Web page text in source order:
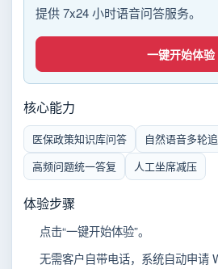
提供 7x24 小时语音问答服务。
一键开始体验
核心能力
医保政策知识库问答
自然语音多轮
高频问题统一答复
人工坐席减压
体验步骤
点击“一键开始体验”。
无需客户自带电话，系统自动申请